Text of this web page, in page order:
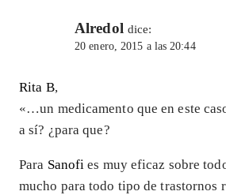
Alredol dice:
20 enero, 2015 a las 20:44
Rita B,
«…un medicamento que en este
a sí? ¿para que?
Para Sanofies muy eficaz sobre
mucho para todo tipo de trastornos